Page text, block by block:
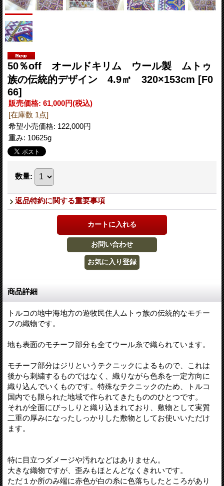
50％off オールドキリム ウール製 ムトゥ
族の伝統的デザイン 4.9㎡ 320×153cm [F0
66]
販売価格: 61,000円(税込)
[在庫数 1点]
希望小売価格: 122,000円
重み: 10625g
数量:
返品特約に関する重要事項
商品詳細
トルコの地中海地方の遊牧民住人ムトゥ族の伝統的なモチー
フの織物です。
地も表面のモチーフ部分も全てウール糸で織られています。
モチーフ部分はジリというテクニックによるもので、これは
後から刺繍するものではなく、織りながら色糸を一定方向に
織り込んでいくものです。特殊なテクニックのため、トルコ
国内でも限られた地域で作られてきたもののひとつです。
それが全面にびっしりと織り込まれており、敷物として実質
二重の厚みになったしっかりした敷物としてお使いいただけ
ます。
特に目立つダメージや汚れなどはありません。
大きな織物ですが、歪みもほとんどなくきれいです。
ただ１か所のみ端に赤色が白の糸に色落ちしたところがあり